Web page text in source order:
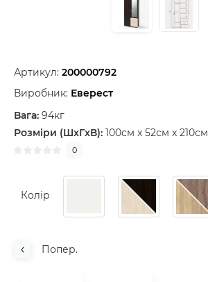
Артикул: 200000792
Виробник: Еверест
Вага: 94кг
Розміри (ШxГxВ): 100см x 52см x 210см
0
Колір
Попер.